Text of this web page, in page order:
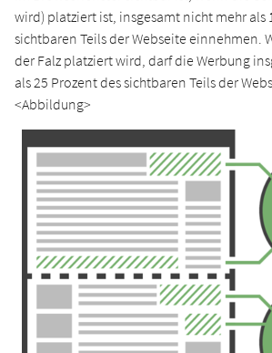
wird) platziert ist, insgesamt nicht mehr als
sichtbaren Teils der Webseite einnehmen.
der Falz platziert wird, darf die Werbung
als 25 Prozent des sichtbaren Teils der
<Abbildung>